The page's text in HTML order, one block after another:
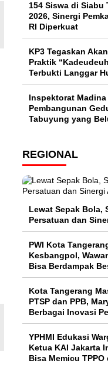
154 Siswa di Siabu
2026, Sinergi
RI Diperkuat
KP3 Tegaskan
Praktik
Terbukti Langgar
Inspektorat Madina
Pembangunan
Tabuyung yang
REGIONAL
Lewat Sepak Bola,
Persatuan dan
PWI Kota
Kesbangpol,
Bisa Berdampak
Kota Tangerang
PTSP dan PPB,
Berbagai Inovasi
YPHMI Edukasi
Ketua KAI Jakarta
Bisa Memicu TPPO